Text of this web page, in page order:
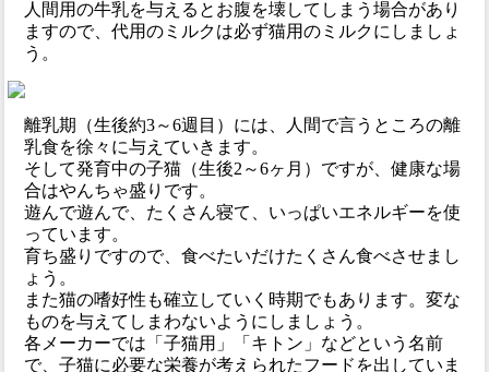
人間用の牛乳を与えるとお腹を壊してしまう場合があり
ますので、代用のミルクは必ず猫用のミルクにしましょ
う。
離乳期（生後約3～6週目）には、人間で言うところの離
乳食を徐々に与えていきます。
そして発育中の子猫（生後2～6ヶ月）ですが、健康な場
合はやんちゃ盛りです。
遊んで遊んで、たくさん寝て、いっぱいエネルギーを使
っています。
育ち盛りですので、食べたいだけたくさん食べさせまし
ょう。
また猫の嗜好性も確立していく時期でもあります。変な
ものを与えてしまわないようにしましょう。
各メーカーでは「子猫用」「キトン」などという名前
で、子猫に必要な栄養が考えられたフードを出していま